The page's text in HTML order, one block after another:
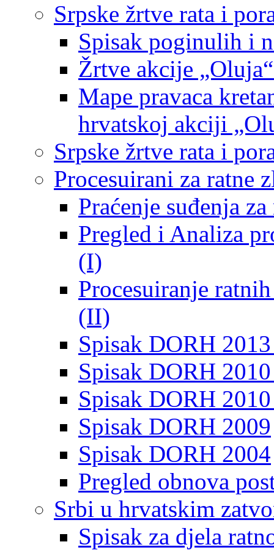
Srpske žrtve rata i
Spisak poginulih i
Žrtve akcije
Mape pravaca
hrvatskoj akciji
Srpske žrtve rata i
Procesuirani za ratne
Praćenje suđenja
Pregled i Analiza
(I)
Procesuiranje
(II)
Spisak DORH
Spisak DORH
Spisak DORH
Spisak DORH 2009
Spisak DORH 2004
Pregled obnova
Srbi u hrvatskim
Spisak za djela